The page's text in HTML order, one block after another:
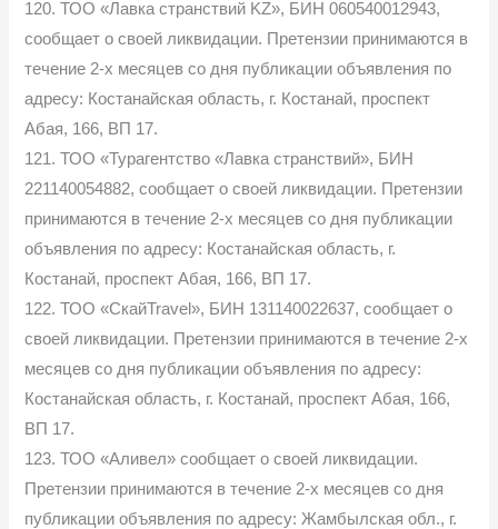
120. ТОО «Лавка странствий KZ», БИН 060540012943,
сообщает о своей ликвидации. Претензии принимаются в
течение 2-х месяцев со дня публикации объявления по
адресу: Костанайская область, г. Костанай, проспект
Абая, 166, ВП 17.
121. ТОО «Турагентство «Лавка странствий», БИН
221140054882, сообщает о своей ликвидации. Претензии
принимаются в течение 2-х месяцев со дня публикации
объявления по адресу: Костанайская область, г.
Костанай, проспект Абая, 166, ВП 17.
122. ТОО «СкайTravel», БИН 131140022637, сообщает о
своей ликвидации. Претензии принимаются в течение 2-х
месяцев со дня публикации объявления по адресу:
Костанайская область, г. Костанай, проспект Абая, 166,
ВП 17.
123. ТОО «Аливел» сообщает о своей ликвидации.
Претензии принимаются в течение 2-х месяцев со дня
публикации объявления по адресу: Жамбылская обл., г.